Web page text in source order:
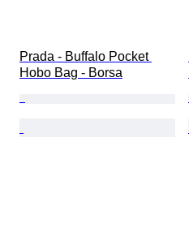
Prada - Buffalo Pocket
Hobo Bag - Borsa